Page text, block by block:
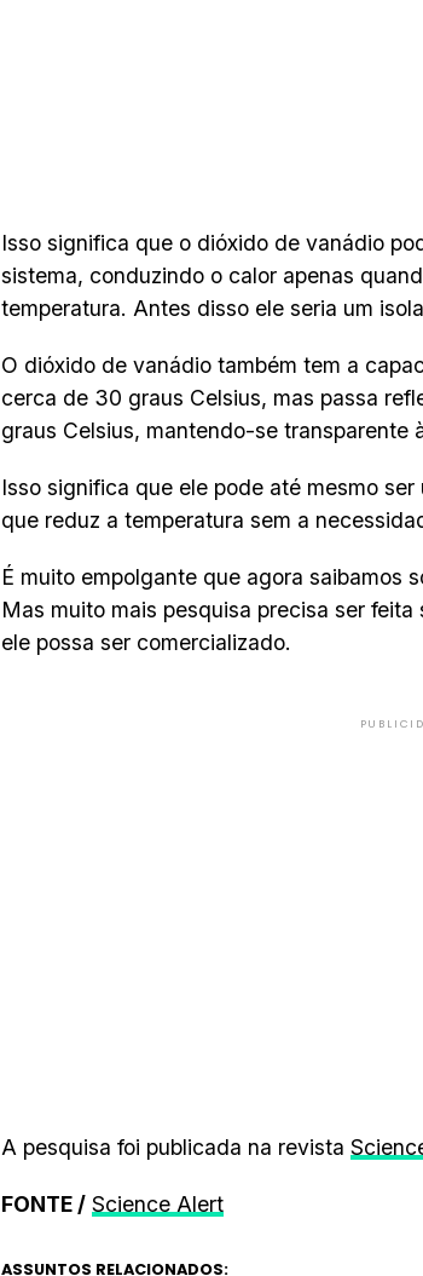
Isso significa que o dióxido de vanádio
sistema, conduzindo o calor apenas
temperatura. Antes disso ele seria um
O dióxido de vanádio também tem a
cerca de 30 graus Celsius, mas passa
graus Celsius, mantendo-se transparente
Isso significa que ele pode até mesmo
que reduz a temperatura sem a
É muito empolgante que agora saibamos
Mas muito mais pesquisa precisa ser
ele possa ser comercializado.
A pesquisa foi publicada na revista
FONTE / Science Alert
ASSUNTOS RELACIONADOS: